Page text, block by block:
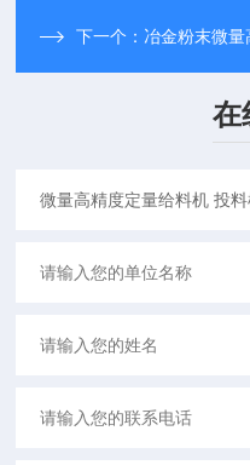
下一个： 冶金粉末微
在